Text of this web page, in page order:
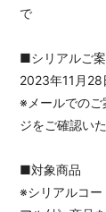
で
■シリアルご
2023年11月
※メールでのご
ジをご確認い
■対象商品
※シリアルコー